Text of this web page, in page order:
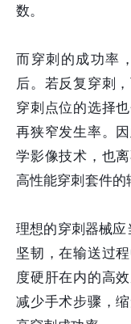
数。
而穿刺的成功率
后。若反复穿刺
穿刺点位的选择
再狭窄发生率。
学影像技术，也
高性能穿刺套件的
理想的穿刺器械
坚韧，在输送过
度硬肝在内的高
减少手术步骤，